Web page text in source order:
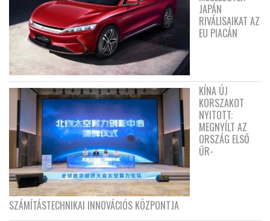
JAPÁN
RIVÁLISAIKAT AZ
EU PIACÁN
KÍNA ÚJ
KORSZAKOT
NYITOTT:
MEGNYÍLT AZ
ORSZÁG ELSŐ
ŰR-
SZÁMÍTÁSTECHNIKAI INNOVÁCIÓS KÖZPONTJA